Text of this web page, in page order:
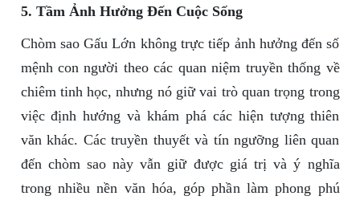
5. Tầm Ảnh Hưởng Đến Cuộc Sống
Chòm sao Gấu Lớn không trực tiếp ảnh hưởng đến số
mệnh con người theo các quan niệm truyền thống về
chiêm tinh học, nhưng nó giữ vai trò quan trọng trong
việc định hướng và khám phá các hiện tượng thiên
văn khác. Các truyền thuyết và tín ngưỡng liên quan
đến chòm sao này vẫn giữ được giá trị và ý nghĩa
trong nhiều nền văn hóa, góp phần làm phong phú